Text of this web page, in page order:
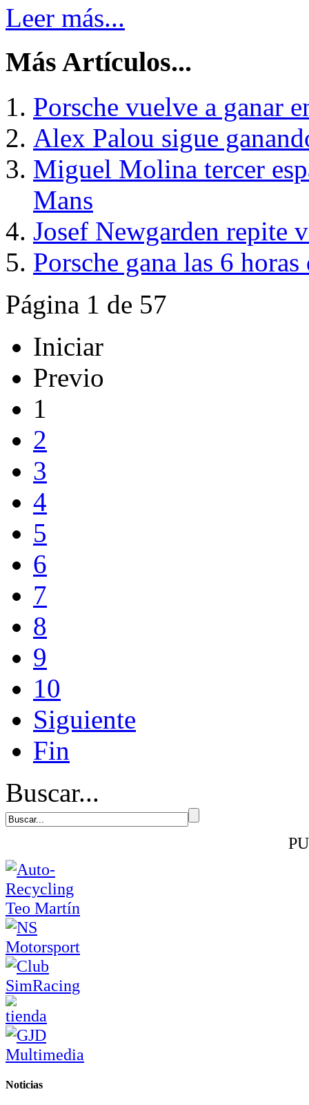
Leer más...
Más Artículos...
Porsche vuelve a ganar
Alex Palou sigue
Miguel Molina tercer
Mans
Josef Newgarden repite
Porsche gana las 6
Página 1 de 57
Iniciar
Previo
1
2
3
4
5
6
7
8
9
10
Siguiente
Fin
Buscar...
Noticias